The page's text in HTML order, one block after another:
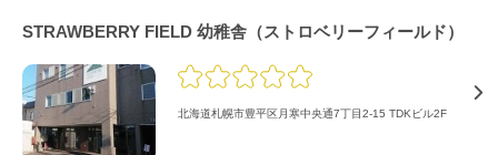
STRAWBERRY FIELD 幼稚舎（ストロベリーフィールド）
北海道札幌市豊平区月寒中央通7丁目2-15 TDKビル2F